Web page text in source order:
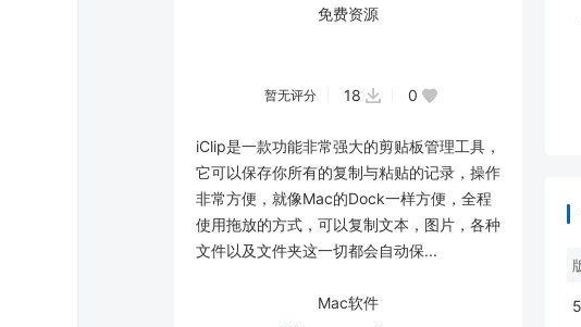
免费资源
暂无评分 18 0
iClip是一款功能非常强大的剪贴板管理工具，
它可以保存你所有的复制与粘贴的记录，操作
非常方便，就像Mac的Dock一样方便，全程
使用拖放的方式，可以复制文本，图片，各种
文件以及文件夹这一切都会自动保...
Mac软件